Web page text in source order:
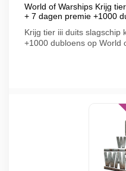
World of Warships Krijg
+ 7 dagen premie +1000
Krijg tier iii duits slagschip
+1000 dubloens op World